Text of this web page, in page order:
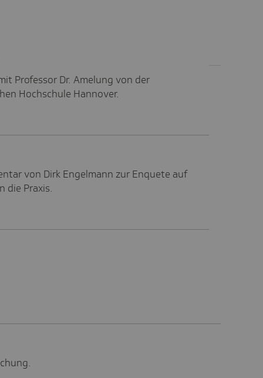
Professor Dr. Amelung von der
Hochschule Hannover.
von Dirk Engelmann zur Enquete auf
die Praxis.